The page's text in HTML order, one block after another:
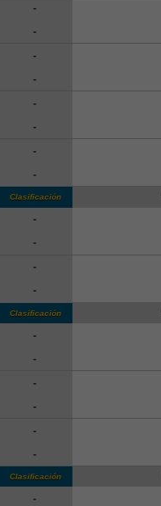
-
-
-
-
-
-
-
-
Clasificación
-
-
-
-
Clasificación
-
-
-
-
-
-
Clasificación
-